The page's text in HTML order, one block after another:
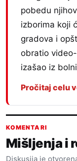
pobedu
izborima koji
gradova i
obratio
izašao iz
Pročitaj celu
KOMENTARI
Mišljenja i
Diskusija je